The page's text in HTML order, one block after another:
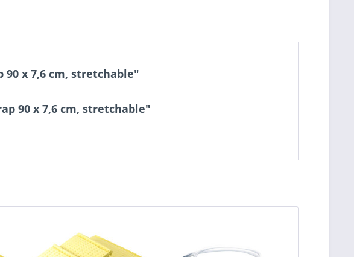
x 7,6 cm, stretchable"
90 x 7,6 cm, stretchable"